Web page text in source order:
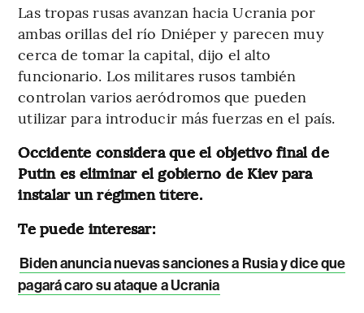
Las tropas rusas avanzan hacia Ucrania por
ambas orillas del río Dniéper y parecen muy
cerca de tomar la capital, dijo el alto
funcionario. Los militares rusos también
controlan varios aeródromos que pueden
utilizar para introducir más fuerzas en el país.
Occidente considera que el objetivo final de
Putin es eliminar el gobierno de Kiev para
instalar un régimen títere.
Te puede interesar:
Biden anuncia nuevas sanciones a Rusia y dice que
pagará caro su ataque a Ucrania